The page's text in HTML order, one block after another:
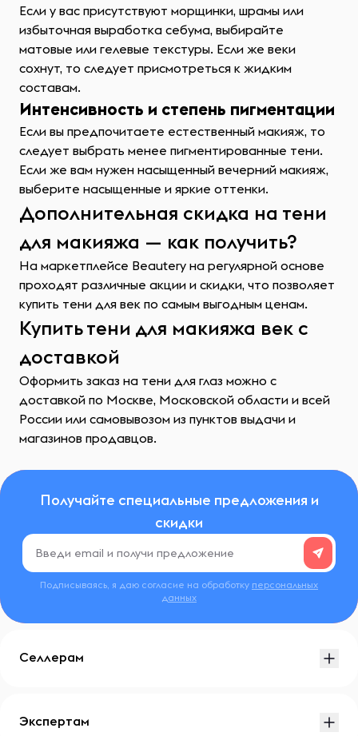
Если у вас присутствуют морщинки, шрамы или
избыточная выработка себума, выбирайте
матовые или гелевые текстуры. Если же веки
сохнут, то следует присмотреться к жидким
составам.
Интенсивность и степень пигментации
Если вы предпочитаете естественный макияж, то
следует выбрать менее пигментированные тени.
Если же вам нужен насыщенный вечерний макияж,
выберите насыщенные и яркие оттенки.
Дополнительная скидка на тени
для макияжа — как получить?
На маркетплейсе Beautery на регулярной основе
проходят различные акции и скидки, что позволяет
купить тени для век по самым выгодным ценам.
Купить тени для макияжа век с
доставкой
Оформить заказ на тени для глаз можно с
доставкой по Москве, Московской области и всей
России или самовывозом из пунктов выдачи и
магазинов продавцов.
Получайте специальные предложения и
скидки
Подписываясь, я даю согласие на обработку персональных
данных
Селлерам
Экспертам